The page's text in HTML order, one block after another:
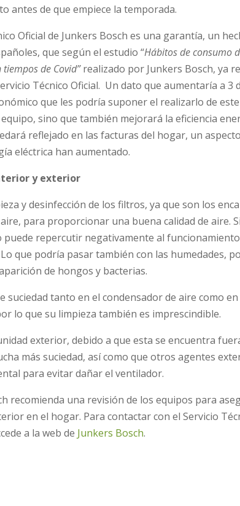
antes de que empiece la temporada.
Oficial de Junkers Bosch es una garantía, un
que según el estudio “Hábitos de consumo
de Covid”realizado por Junkers Bosch, ya
Técnico Oficial. Un dato que aumentaría a 3
que les podría suponer el realizarlo de
sino que también mejorará la eficiencia
reflejado en las facturas del hogar, un
eléctrica han aumentado.
y exterior
y desinfección de los filtros, ya que son los
para proporcionar una buena calidad de aire.
puede repercutir negativamente al
que podría pasar también con las humedades,
de hongos y bacterias.
suciedad tanto en el condensador de aire como
lo que su limpieza también es imprescindible.
exterior, debido a que esta se encuentra
más suciedad, así como que otros agentes
para evitar dañar el ventilador.
recomienda una revisión de los equipos para
en el hogar. Para contactar con el Servicio
a la web de Junkers Bosch.